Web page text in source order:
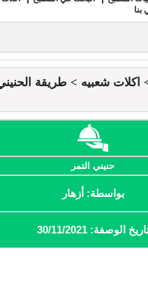
بنا
اكلات شعبيه
طريقة
حنيني التمر
بواسطة: أزهار
الوصفة: 30/11/2021